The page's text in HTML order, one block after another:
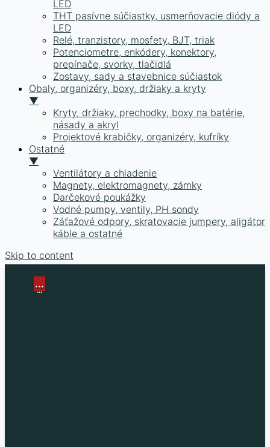
LED
THT pasívne súčiastky, usmerňovacie diódy a
LED
Relé, tranzistory, mosfety, BJT, triak
Potenciometre, enkódery, konektory,
prepínače, svorky, tlačidlá
Zostavy, sady a stavebnice súčiastok
Obaly, organizéry, boxy, držiaky a kryty
▼
Kryty, držiaky, prechodky, boxy na batérie,
násady a akryl
Projektové krabičky, organizéry, kufríky
Ostatné
▼
Ventilátory a chladenie
Magnety, elektromagnety, zámky
Darčekové poukážky
Vodné pumpy, ventily, PH sondy
Záťažové odpory, skratovacie jumpery, aligátor
káble a ostatné
Skip to content
...
...